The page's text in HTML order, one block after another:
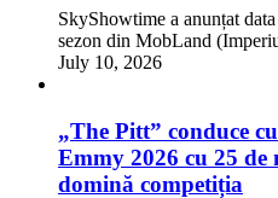
SkyShowtime a anunțat
sezon din MobLand
July 10, 2026
„The Pitt” conduce
Emmy 2026 cu 25
domină competiția